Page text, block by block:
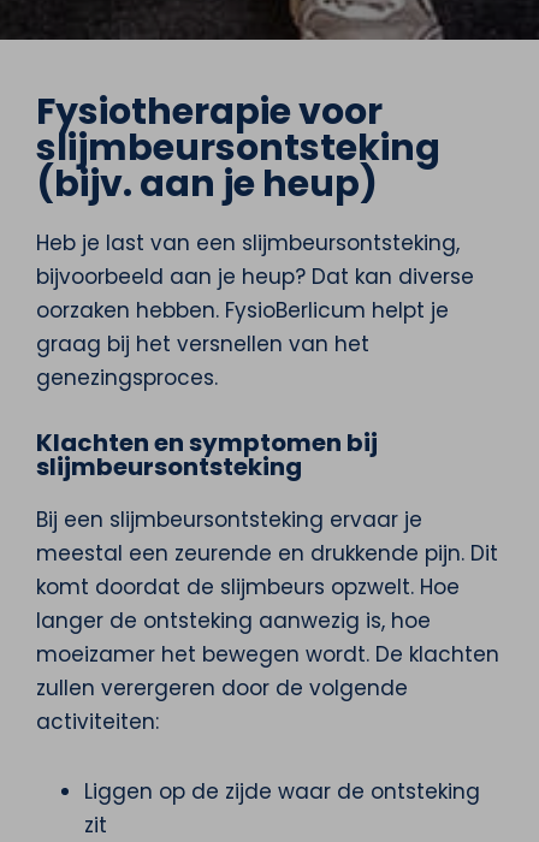
Fysiotherapie voor
slijmbeursontsteking
(bijv. aan je heup)
Heb je last van een slijmbeursontsteking,
bijvoorbeeld aan je heup? Dat kan diverse
oorzaken hebben. FysioBerlicum helpt je
graag bij het versnellen van het
genezingsproces.
Klachten en symptomen bij
slijmbeursontsteking
Bij een slijmbeursontsteking ervaar je
meestal een zeurende en drukkende pijn. Dit
komt doordat de slijmbeurs opzwelt. Hoe
langer de ontsteking aanwezig is, hoe
moeizamer het bewegen wordt. De klachten
zullen verergeren door de volgende
activiteiten:
Liggen op de zijde waar de ontsteking
zit